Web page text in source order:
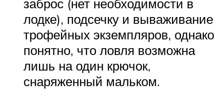
заброс (нет необходимости в
лодке), подсечку и вываживание
трофейных экземпляров, однако
понятно, что ловля возможна
лишь на один крючок,
снаряженный мальком.